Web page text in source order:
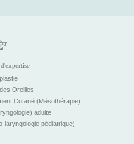
Oreilles
Cutané (Mésothérapie)
adulte
laryngologie pédiatrique)